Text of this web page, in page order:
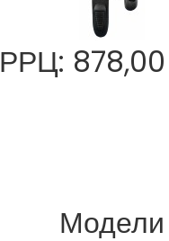
РРЦ: 878,00
Модели